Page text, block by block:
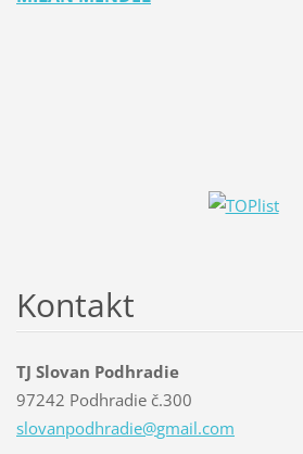
Kontakt
TJ Slovan Podhradie
97242 Podhradie č.300
slovanpodhradie@gmail.com